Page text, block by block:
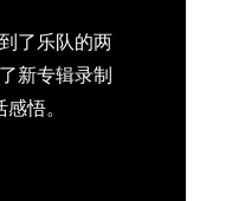
了乐队的两
新专辑录制
悟。